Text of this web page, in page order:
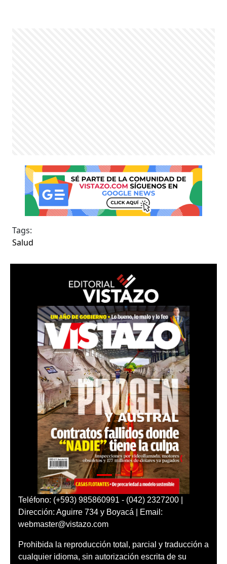
Tags:
Salud
Teléfono: (+593) 985860991 - (042) 2327200 |
Dirección: Aguirre 734 y Boyacá | Email:
webmaster@vistazo.com
Prohibida la reproducción total, parcial y traducción a
cualquier idioma, sin autorización escrita de su